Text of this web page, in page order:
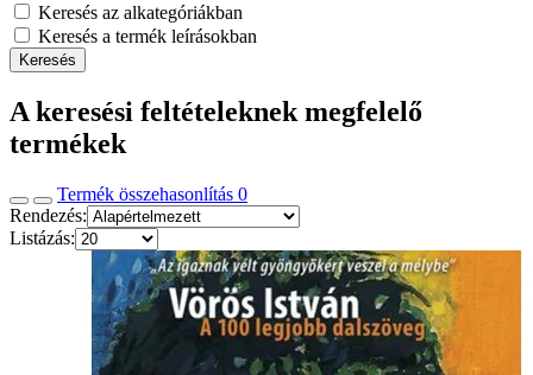
Keresés az alkategóriákban
Keresés a termék leírásokban
Keresés
A keresési feltételeknek megfelelő
termékek
Termék összehasonlítás 0
Rendezés:
Listázás: